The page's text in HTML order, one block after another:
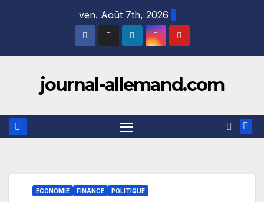
ven. Août 7th, 2026
journal-allemand.com
ECONOMIE FINANCE POLITIQUE